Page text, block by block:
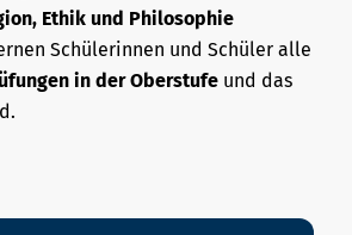
Ethik und Philosophie
Schülerinnen und Schüler alle
in der Oberstufe und das